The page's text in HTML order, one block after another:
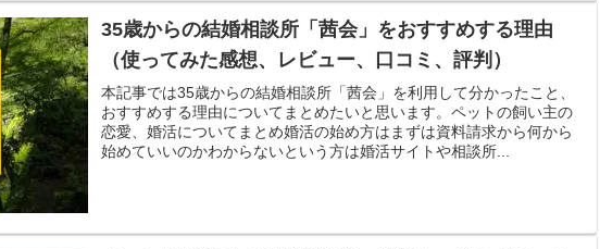
35歳からの結婚相談所「茜会」をおすすめする理由
（使ってみた感想、レビュー、口コミ、評判）
本記事では35歳からの結婚相談所「茜会」を利用して分かったこと、
おすすめする理由についてまとめたいと思います。ペットの飼い主の
恋愛、婚活についてまとめ婚活の始め方はまずは資料請求から何から
始めていいのかわからないという方は婚活サイトや相談所...